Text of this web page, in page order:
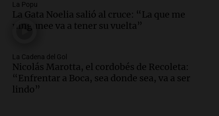
La Popu
La Gata Noelia salió al cruce: “La que me
ningunee va a tener su vuelta”
La Cadena del Gol
Nicolás Marotta, el cordobés de Recoleta:
“Enfrentar a Boca, sea donde sea, va a ser
lindo”